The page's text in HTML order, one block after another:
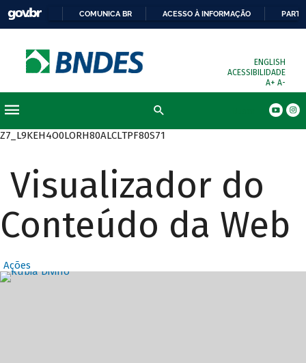
COMUNICA BR ACESSO À INFORMAÇÃO
ENGLISH
ACESSIBILIDADE
A+ A-
Z7_L9KEH4O0LORH80ALCLTPF80S71
Visualizador do
Conteúdo da Web
Ações
Destaques